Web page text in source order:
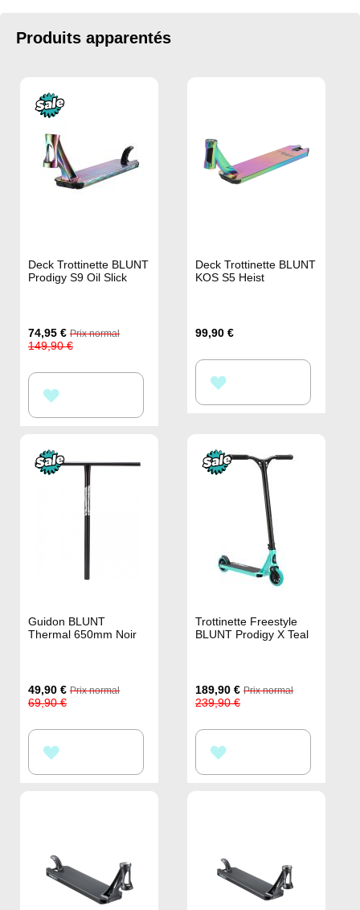
Produits apparentés
Deck Trottinette BLUNT
Prodigy S9 Oil Slick
Prix
Spécial
74,95 € Prix normal
149,90 €
À
LISTE
D’ENVIE
Deck Trottinette BLUNT
KOS S5 Heist
99,90 €
À
LISTE
D’ENVIE
Guidon BLUNT
Thermal 650mm Noir
Prix
Spécial
49,90 € Prix normal
69,90 €
À
D’ENVIE
Trottinette Freestyle
BLUNT Prodigy X Teal
Prix
Spécial
189,90 € Prix normal
239,90 €
À
D’ENVIE